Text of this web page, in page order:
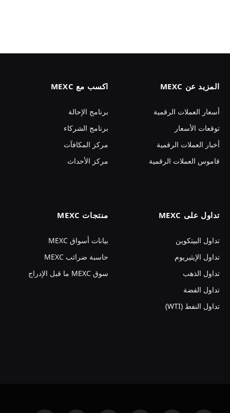
المزيد عن MEXC
أسعار العملات الرقمية
توقعات الأسعار
أخبار العملات الرقمية
قاموس العملات الرقمية
اكسب مع MEXC
برنامج الإحالة
برنامج الشركاء
مركز المكافآت
مركز الأحداث
تداول على MEXC
تداول البيتكوين
تداول الإيثيريوم
تداول الذهب
تداول الفضة
تداول النفط (WTI)
منتجات MEXC
بيانات أسواق MEXC
حاسبة ضرائب MEXC
سوق MEXC ما قبل الإدراج